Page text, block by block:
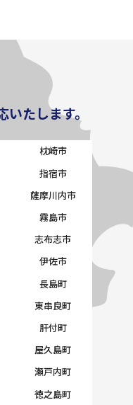
たします。
枕崎市
指宿市
薩摩川内市
霧島市
志布志市
伊佐市
長島町
東串良町
肝付町
屋久島町
瀬戸内町
徳之島町